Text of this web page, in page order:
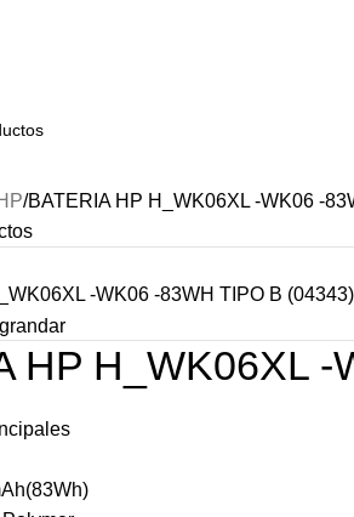
BATERIA HP H_WK06XL -WK06 -
HP H_WK06XL